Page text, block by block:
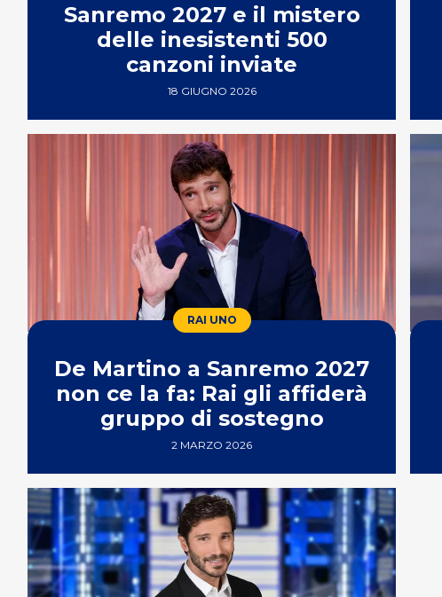
Sanremo 2027 e il mistero
delle inesistenti 500
canzoni inviate
18 GIUGNO 2026
RAI UNO
De Martino a Sanremo 2027
non ce la fa: Rai gli affiderà
gruppo di sostegno
2 MARZO 2026